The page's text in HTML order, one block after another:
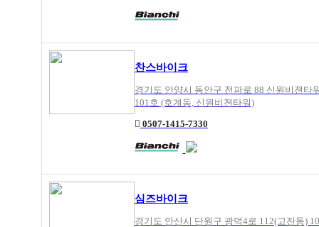
찬스바이크
경기도 안양시 동안구 전파로 88 신원비젼타
101호 (호계동, 신원비젼타워)
0507-1415-7330
심즈바이크
경기도 안산시 단원구 광덕4로 112(고잔동)